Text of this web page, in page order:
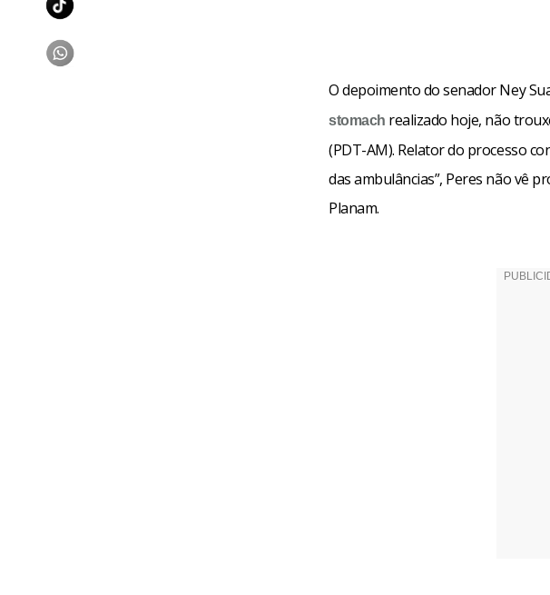
O depoimento do senador Ney
stomach realizado hoje, não
(PDT-AM). Relator do processo
das ambulâncias”, Peres não vê
Planam.